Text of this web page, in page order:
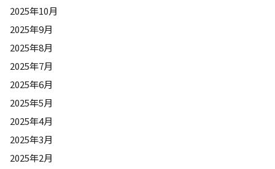
2025年10月
2025年9月
2025年8月
2025年7月
2025年6月
2025年5月
2025年4月
2025年3月
2025年2月